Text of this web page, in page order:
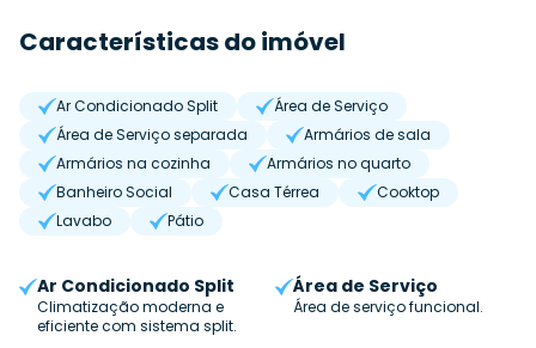
Características do imóvel
Ar Condicionado Split
Área de Serviço
Área de Serviço separada
Armários de sala
Armários na cozinha
Armários no quarto
Banheiro Social
Casa Térrea
Cooktop
Lavabo
Pátio
Ar Condicionado Split
Climatização moderna e
eficiente com sistema split.
Área de Serviço
Área de serviço funcional.